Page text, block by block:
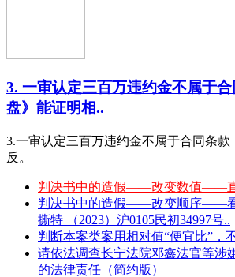
3. 一审认定三百万违约金不属于
盘》能证明相..
3.一审认定三百万违约金不属于合同条款
反。
判决书中的造假——改变数值——直
判决书中的造假——改变顺序——
撕特 （2023）沪0105民初34997号..
判断本案类案用相对值“便宜比”，
请依法调查长宁法院邓鑫法官等涉
的法律责任（简约版）